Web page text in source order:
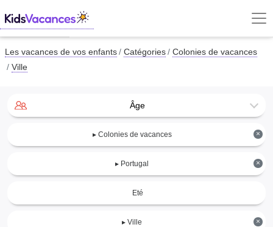
Les vacances de vos enfants Catégories
Colonies de vacances
Ville
Âge
×
▸ Colonies de vacances
×
▸ Portugal
Eté
×
▸ Ville